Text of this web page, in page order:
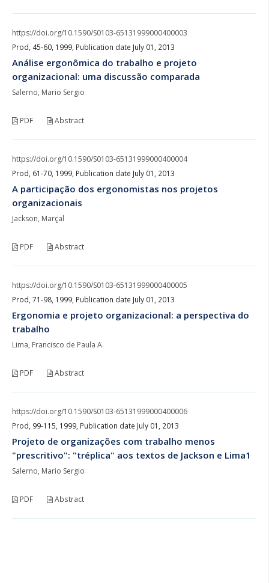
https://doi.org/10.1590/S0103-65131999000400003
Prod, 45-60, 1999, Publication date July 01, 2013
Análise ergonômica do trabalho e projeto
organizacional: uma discussão comparada
Salerno, Mario Sergio
PDF Abstract
https://doi.org/10.1590/S0103-65131999000400004
Prod, 61-70, 1999, Publication date July 01, 2013
A participação dos ergonomistas nos projetos
organizacionais
Jackson, Marçal
PDF Abstract
https://doi.org/10.1590/S0103-65131999000400005
Prod, 71-98, 1999, Publication date July 01, 2013
Ergonomia e projeto organizacional: a perspectiva do
trabalho
Lima, Francisco de Paula A.
PDF Abstract
https://doi.org/10.1590/S0103-65131999000400006
Prod, 99-115, 1999, Publication date July 01, 2013
Projeto de organizações com trabalho menos
"prescritivo": "tréplica" aos textos de Jackson e Lima1
Salerno, Mario Sergio
PDF Abstract